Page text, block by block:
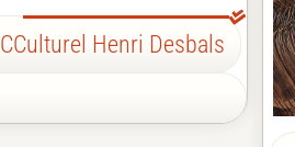
CCulturel Henri Desbals